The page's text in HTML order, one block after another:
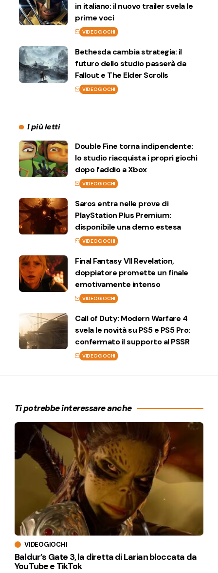
in italiano: il nuovo trailer svela le
prime voci
VIDEOGIOCHI
Bethesda cambia strategia: il
futuro dello studio passerà da
Fallout e The Elder Scrolls
VIDEOGIOCHI
I più letti
Double Fine torna indipendente:
lo studio riacquista i propri giochi
dopo l’addio a Xbox
VIDEOGIOCHI
Saros entra nelle prove di
PlayStation Plus Premium:
disponibile una demo estesa
VIDEOGIOCHI
Final Fantasy VII Revelation,
doppiatore promette un finale
emotivamente intenso
VIDEOGIOCHI
Call of Duty: Modern Warfare 4
svela le novità su PS5 e PS5 Pro:
confermato il supporto al PSSR
VIDEOGIOCHI
Ti potrebbe interessare anche
VIDEOGIOCHI
Baldur’s Gate 3, la diretta di Larian bloccata da
YouTube e TikTok